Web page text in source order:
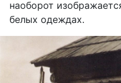
наоборот
белых одеждах.